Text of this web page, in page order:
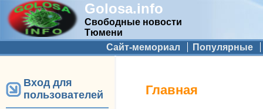
Golosa.info
Свободные новости
Тюмени
Дополнительное меню
Сайт-мемориал Популярные
Вход для
пользователей
Вы здесь
Главная